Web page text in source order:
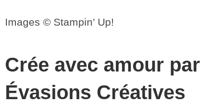
Images © Stampin’ Up!
Crée avec amour par
Évasions Créatives